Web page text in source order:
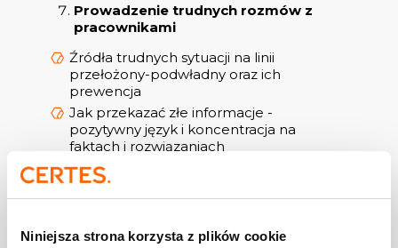
Niniejsza strona korzysta z plików cookie
Prowadzenie trudnych rozmów z
pracownikami
Źródła trudnych sytuacji na linii
przełożony-podwładny oraz ich
prewencja
Jak przekazać złe informacje -
pozytywny język i koncentracja na
faktach i rozwiązaniach
Jak powiedzieć „nie”, gdy nie możemy się
zgodzić - elementy asertywności lidera
trudnej sytuacji, aby rozwiązać ją w jak